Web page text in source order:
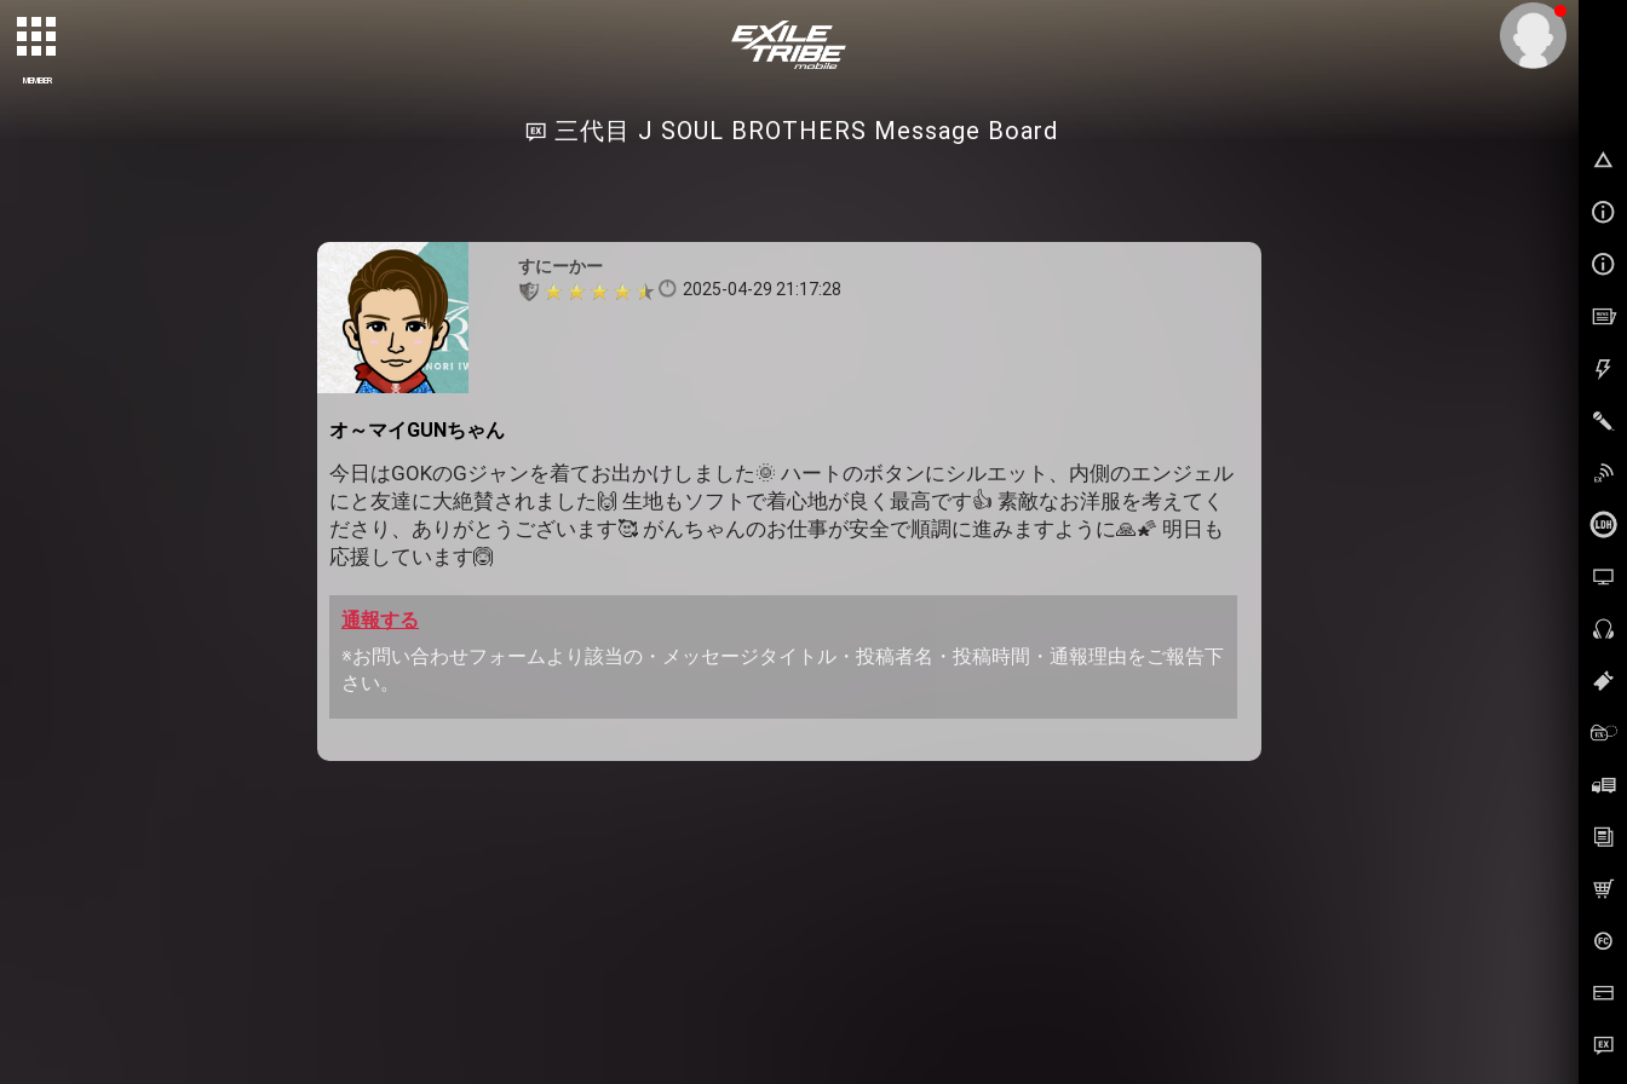
MEMBER
三代目 J SOUL BROTHERS Message Board
すにーかー
2025-04-29 21:17:28
オ～マイGUNちゃん
今日はGOKのGジャンを着てお出かけしました🌞 ハートのボタンにシルエット、内側のエンジェル
にと友達に大絶賛されました🙌 生地もソフトで着心地が良く最高です👍️ 素敵なお洋服を考えてく
ださり、ありがとうございます🥰 がんちゃんのお仕事が安全で順調に進みますように🙏🌠 明日も
応援しています🙆
通報する
※お問い合わせフォームより該当の・メッセージタイトル・投稿者名・投稿時間・通報理由をご報告下
さい。